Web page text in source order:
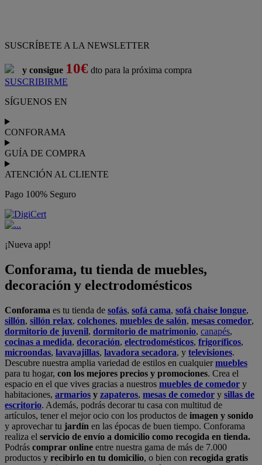
SUSCRÍBETE A LA NEWSLETTER
y consigue 10€ dto para la próxima compra
SUSCRIBIRME
SÍGUENOS EN
CONFORAMA
GUÍA DE COMPRA
ATENCIÓN AL CLIENTE
Pago 100% Seguro
¡Nueva app!
Conforama, tu tienda de muebles,
decoración y electrodomésticos
Conforama es tu tienda de sofás, sofá cama, sofá chaise longue,
sillón, sillón relax, colchones, muebles de salón, mesas comedor,
dormitorio de juvenil, dormitorio de matrimonio, canapés,
cocinas a medida, decoración, electrodomésticos, frigoríficos,
microondas, lavavajillas, lavadora secadora, y televisiones.
Descubre nuestra amplia variedad de estilos en cualquiermuebles
para tu hogar, con los mejores precios y promociones. Crea el
espacio en el que vives gracias a nuestros muebles de comedor y
habitaciones, armarios y zapateros, mesas de comedor y sillas de
escritorio. Además, podrás decorar tu casa con multitud de
artículos, tener el mejor ocio con los productos de imagen y sonido
y aprovechar tu jardín en las épocas de buen tiempo. Conforama
realiza el servicio de envío a domicilio como recogida en tienda.
Podrás comprar online entre nuestra gama de más de 7.000
productos y recibirlo en tu domicilio, o bien con recogida gratis